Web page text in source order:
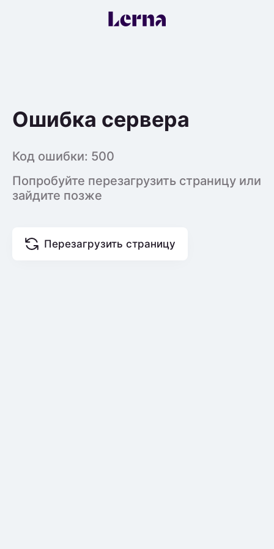
Ошибка сервера
Код ошибки: 500
Попробуйте перезагрузить страницу или
зайдите позже
Перезагрузить страницу